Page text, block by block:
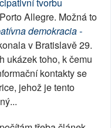
Allegre. Možná to
demokracia -
v Bratislavě 29.
ukázek toho, k čemu
kontakty se
jehož je tento